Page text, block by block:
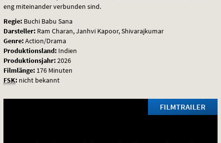
eng miteinander verbunden sind.
Regie: Buchi Babu Sana
Darsteller: Ram Charan, Janhvi Kapoor, Shivarajkumar
Genre:Action/Drama
Produktionsland: Indien
Produktionsjahr:2026
Filmlänge: 176 Minuten
FSK: nicht bekannt
FILMTRAILER